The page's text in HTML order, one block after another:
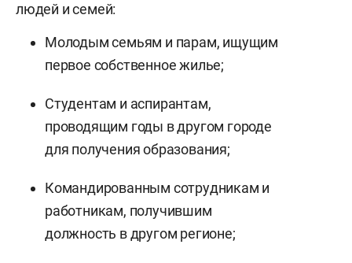
людей и семей:
Молодым семьям и парам, ищущим
первое собственное жилье;
Студентам и аспирантам,
проводящим годы в другом городе
для получения образования;
Командированным сотрудникам и
работникам, получившим
должность в другом регионе;